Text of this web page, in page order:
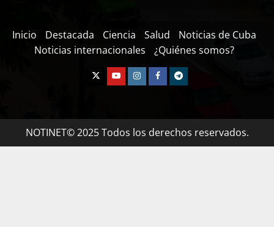
Inicio Destacada Ciencia Salud
Noticias de Cuba
Noticias internacionales
¿Quiénes somos?
NOTINET© 2025 Todos los derechos reservados.